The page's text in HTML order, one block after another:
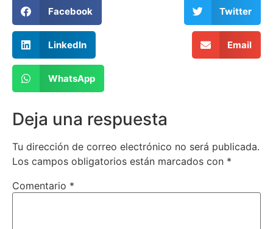
Facebook Twitter
LinkedIn Email
WhatsApp
Deja una respuesta
Tu dirección de correo electrónico no será publicada.
Los campos obligatorios están marcados con *
Comentario *